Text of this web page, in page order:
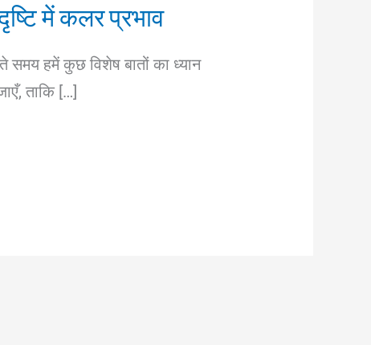
में कलर प्रभाव
समय हमें कुछ विशेष बातों का ध्यान
ताकि […]